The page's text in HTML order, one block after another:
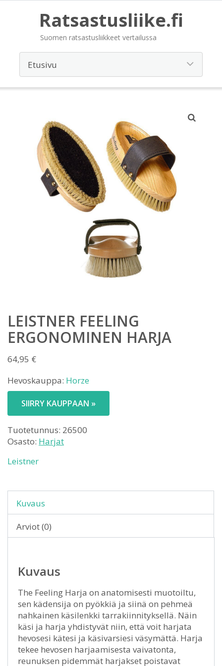
Ratsastusliike.fi
Suomen ratsastusliikkeet vertailussa
LEISTNER FEELING
ERGONOMINEN HARJA
64,95 €
Hevoskauppa: Horze
SIIRRY KAUPPAAN »
Tuotetunnus: 26500
Osasto: Harjat
Leistner
Kuvaus
Arviot (0)
Kuvaus
The Feeling Harja on anatomisesti muotoiltu,
sen kädensija on pyökkiä ja siinä on pehmeä
nahkainen käsilenkki tarrakiinnityksellä. Näin
käsi ja harja yhdistyvät niin, että voit harjata
hevosesi kätesi ja käsivarsiesi väsymättä. Harja
tekee hevosen harjaamisesta vaivatonta,
reunuksen pidemmät harjakset poistavat